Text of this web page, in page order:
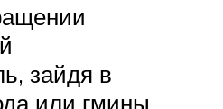
зайдя в
или гмины,